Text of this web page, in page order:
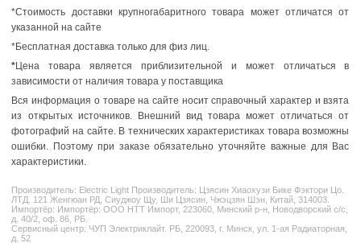
*Стоимость доставки крупногабаритного товара может отличатся от
указанной на сайте
*Бесплатная доставка только для физ лиц.
*Цена товара является приблизительной и может отличаться в
зависимости от наличия товара у поставщика
Вся информация о товаре на сайте носит справочный характер и взята
из открытых источников. Внешний вид товара может отличаться от
фотографий на сайте. В технических характеристиках товара возможны
ошибки. Поэтому при заказе обязательно уточняйте важные для Вас
характеристики.
Производитель: Electric Light Производитель: Цзясин Xиаохузи Бике Фэктори Цо.
ЛТД. 121 Женгюан РД, Сиуджоу Щу, Ши Цзясин, Чжэцзян Шэн, Китай, 314003.
Импортёр: Импортёр: ООО НТТ Импорт, 223060, Минский р-н, Новодворский с/с,
д. 40/2, оф. 86, РБ.
Сервисный центр: ЧУП Электриклайт. РБ, 220093, г. Минск, ул. 1-ая Радиаторная,
д. 52